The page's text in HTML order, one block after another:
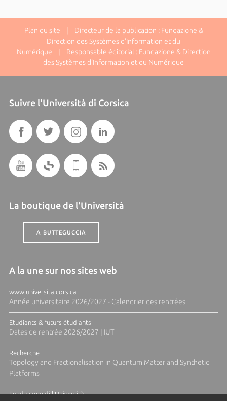
Plan du site | Directeur de la publication : Fundazione &
Direction des Systèmes d'Information et du
Numérique | Responsable éditorial : Fundazione & Direction
des Systèmes d'Information et du Numérique
Suivre l'Università di Corsica
La boutique de l'Università
A BUTTEGUCCIA
A la une sur nos sites web
www.universita.corsica
Année universitaire 2026/2027 - Calendrier des rentrées
Etudiants & futurs étudiants
Dates de rentrée 2026/2027 | IUT
Recherche
Topology and Fractionalisation in Quantum Matter and Synthetic
Platforms
Fundazione di l'Università